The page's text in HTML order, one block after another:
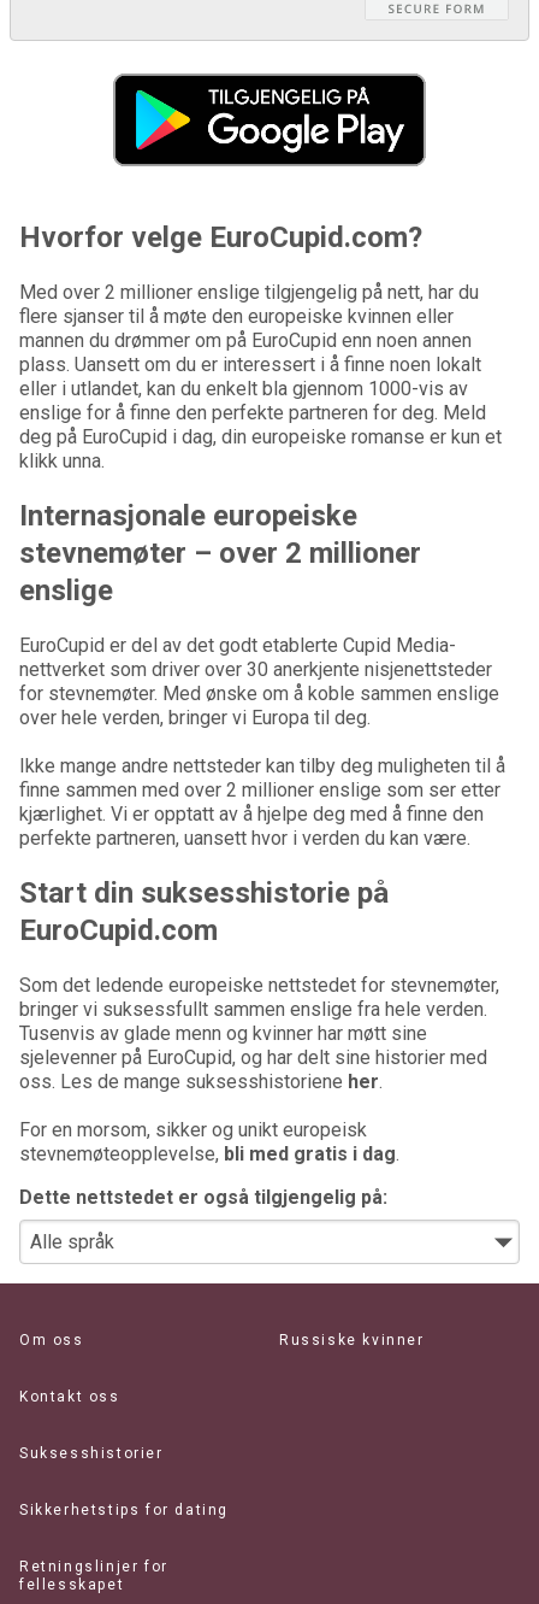
Hvorfor velge EuroCupid.com?
Med over 2 millioner enslige tilgjengelig på nett, har du
flere sjanser til å møte den europeiske kvinnen eller
mannen du drømmer om på EuroCupid enn noen annen
plass. Uansett om du er interessert i å finne noen lokalt
eller i utlandet, kan du enkelt bla gjennom 1000-vis av
enslige for å finne den perfekte partneren for deg. Meld
deg på EuroCupid i dag, din europeiske romanse er kun et
klikk unna.
Internasjonale europeiske
stevnemøter – over 2 millioner
enslige
EuroCupid er del av det godt etablerte Cupid Media-
nettverket som driver over 30 anerkjente nisjenettsteder
for stevnemøter. Med ønske om å koble sammen enslige
over hele verden, bringer vi Europa til deg.
Ikke mange andre nettsteder kan tilby deg muligheten til å
finne sammen med over 2 millioner enslige som ser etter
kjærlighet. Vi er opptatt av å hjelpe deg med å finne den
perfekte partneren, uansett hvor i verden du kan være.
Start din suksesshistorie på
EuroCupid.com
Som det ledende europeiske nettstedet for stevnemøter,
bringer vi suksessfullt sammen enslige fra hele verden.
Tusenvis av glade menn og kvinner har møtt sine
sjelevenner på EuroCupid, og har delt sine historier med
oss. Les de mange suksesshistoriene her.
For en morsom, sikker og unikt europeisk
stevnemøteopplevelse, bli med gratis i dag.
Dette nettstedet er også tilgjengelig på:
Om oss
Kontakt oss
Suksesshistorier
Sikkerhetstips for dating
Retningslinjer for
fellesskapet
Russiske kvinner